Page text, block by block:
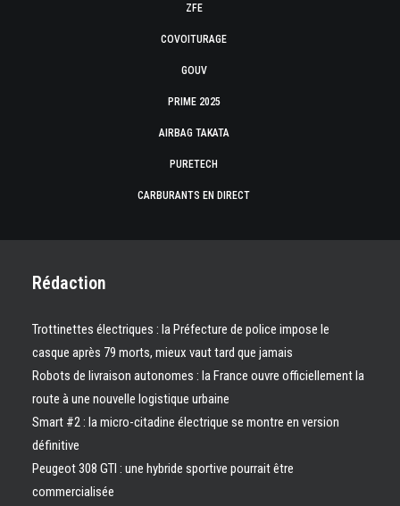
ZFE
COVOITURAGE
GOUV
PRIME 2025
AIRBAG TAKATA
PURETECH
CARBURANTS EN DIRECT
Rédaction
Trottinettes électriques : la Préfecture de police impose le
casque après 79 morts, mieux vaut tard que jamais
Robots de livraison autonomes : la France ouvre officiellement la
route à une nouvelle logistique urbaine
Smart #2 : la micro-citadine électrique se montre en version
définitive
Peugeot 308 GTI : une hybride sportive pourrait être
commercialisée